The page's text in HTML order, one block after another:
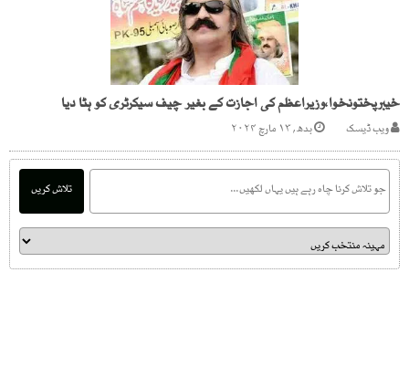
خیبرپختونخوا،وزیراعظم کی اجازت کے بغیر چیف سیکرٹری کو ہٹا دیا
ویب ڈیسک بدھ, ۱۳ مارچ ۲۰۲۴
تلاش کریں